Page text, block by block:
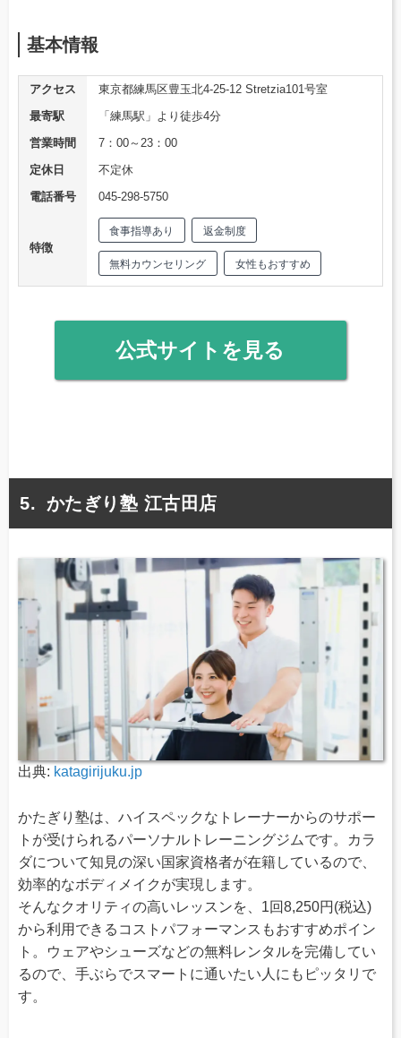
基本情報
アクセス
東京都練馬区豊玉北4-25-12 Stretzia101号室
最寄駅
「練馬駅」より徒歩4分
営業時間
7：00～23：00
定休日
不定休
電話番号
045-298-5750
特徴
食事指導あり 返金制度
無料カウンセリング 女性もおすすめ
公式サイトを見る
かたぎり塾 江古田店
出典: katagirijuku.jp
かたぎり塾は、ハイスペックなトレーナーからのサポー
トが受けられるパーソナルトレーニングジムです。カラ
ダについて知見の深い国家資格者が在籍しているので、
効率的なボディメイクが実現します。
そんなクオリティの高いレッスンを、1回8,250円(税込)
から利用できるコストパフォーマンスもおすすめポイン
ト。ウェアやシューズなどの無料レンタルを完備してい
るので、手ぶらでスマートに通いたい人にもピッタリで
す。